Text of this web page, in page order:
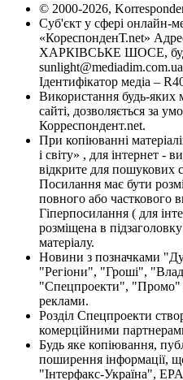
© 2000-2026,
Суб'єкт у сфері онлайн-
«КореспонденТ.net»
ХАРКІВСЬКЕ ШОСЕ,
sunlight@mediadim.com.ua
Ідентифікатор медіа –
Використання будь-яких
сайті, дозволяється за
Корреспондент.net.
При копіюванні
і світу» , для інтернет -
відкрите для пошукових
Посилання має бути
повного або часткового
Гіперпосилання ( для
розміщена в
матеріалу.
Новини з позначками
"Регіони", "Гроші",
"Спецпроекти", "Промо"
реклами.
Розділ Спецпроекти
комерційними
Будь яке копіювання,
поширення інформації,
"Інтерфакс-Україна",